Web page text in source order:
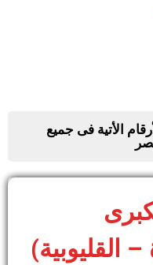
الأتية فى جميع
القليوبية)